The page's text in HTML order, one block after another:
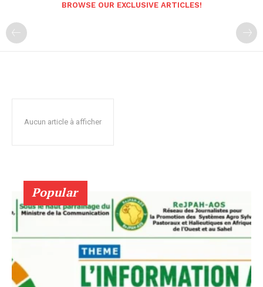
BROWSE OUR EXCLUSIVE ARTICLES!
Aucun article à afficher
Popular